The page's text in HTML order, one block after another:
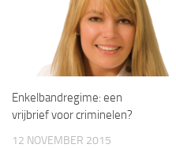
Enkelbandregime: een
vrijbrief voor criminelen?
12 NOVEMBER 2015